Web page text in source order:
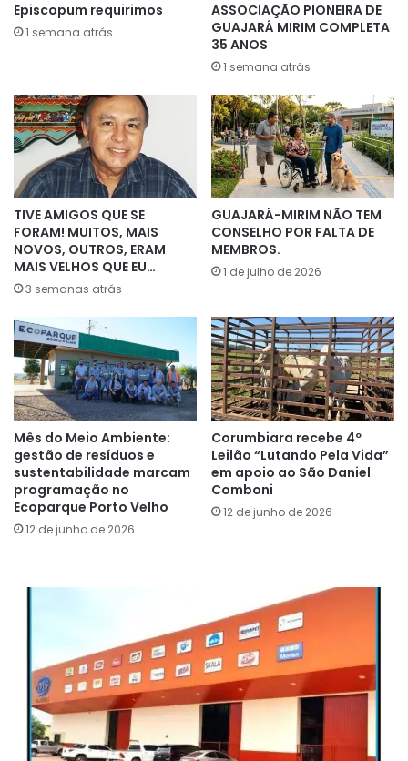
Episcopum requirimos
1 semana atrás
ASSOCIAÇÃO PIONEIRA DE
GUAJARÁ MIRIM COMPLETA
35 ANOS
1 semana atrás
TIVE AMIGOS QUE SE
FORAM! MUITOS, MAIS
NOVOS, OUTROS, ERAM
MAIS VELHOS QUE EU…
3 semanas atrás
GUAJARÁ-MIRIM NÃO TEM
CONSELHO POR FALTA DE
MEMBROS.
1 de julho de 2026
Mês do Meio Ambiente:
gestão de resíduos e
sustentabilidade marcam
programação no
Ecoparque Porto Velho
12 de junho de 2026
Corumbiara recebe 4º
Leilão “Lutando Pela Vida”
em apoio ao São Daniel
Comboni
12 de junho de 2026